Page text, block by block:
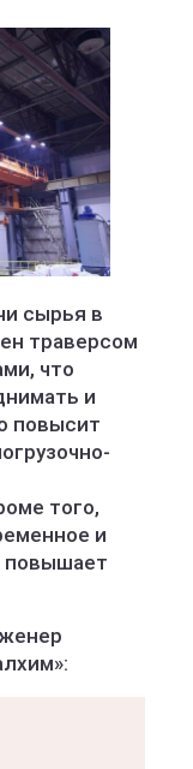
сырья в
траверсом
что
и
повысит
того,
и
повышает